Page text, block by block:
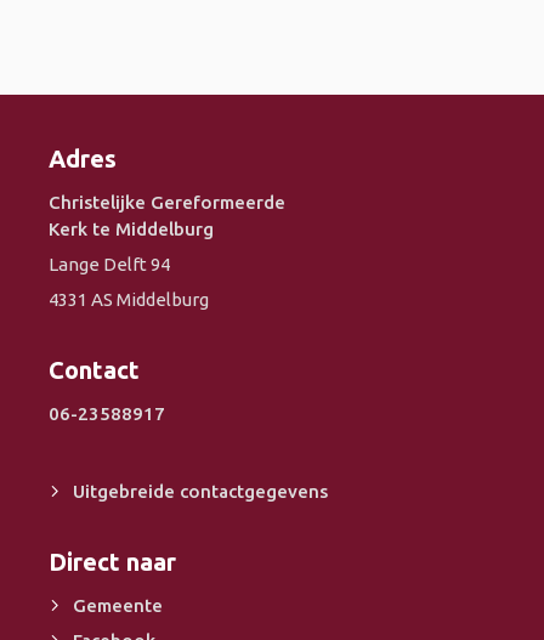
Adres
Christelijke Gereformeerde
Kerk te Middelburg
Lange Delft 94
4331 AS Middelburg
Contact
06-23588917
Uitgebreide contactgegevens
Direct naar
Gemeente